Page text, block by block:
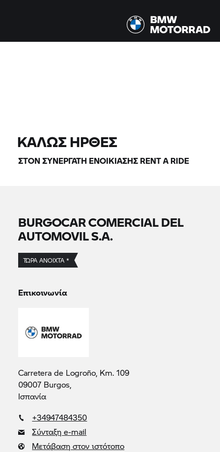
ΚΑΛΏΣ ΉΡΘΕΣ
ΣΤΟΝ ΣΥΝΕΡΓΆΤΗ ΕΝΟΙΚΊΑΣΗΣ RENT A RIDE
BURGOCAR COMERCIAL DEL
AUTOMOVIL S.A.
ΤΏΡΑ ΑΝΟΙΧΤΆ *
Επικοινωνία
Carretera de Logroño, Km. 109
09007 Burgos,
Ισπανία
+34947484350
Σύνταξη e-mail
Μετάβαση στον ιστότοπο